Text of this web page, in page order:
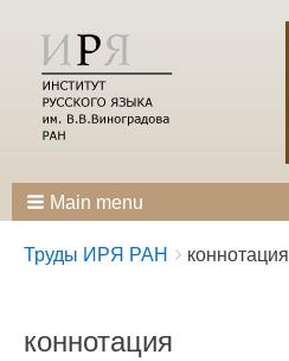
Main menu
Breadcrumbs
You
Труды ИРЯ РАН коннотация
коннотация